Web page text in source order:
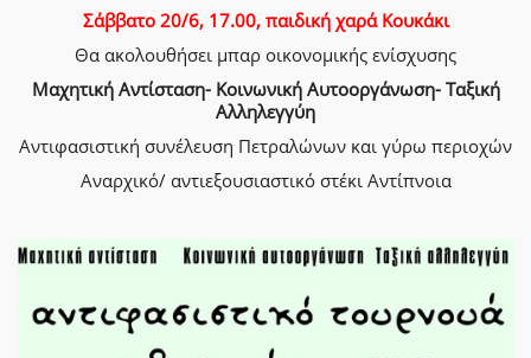
Σάββατο 20/6, 17.00, παιδική χαρά Κουκάκι
Θα ακολουθήσει μπαρ οικονομικής ενίσχυσης
Μαχητική Αντίσταση- Κοινωνική Αυτοοργάνωση- Ταξική
Αλληλεγγύη
Αντιφασιστική συνέλευση Πετραλώνων και γύρω περιοχών
Αναρχικό/ αντιεξουσιαστικό στέκι Αντίπνοια